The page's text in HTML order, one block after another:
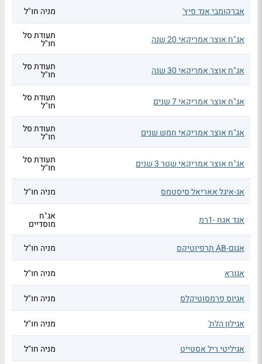
אברקומבי אנד פיץ' מניה חו"ל
אג"ח אוצר אמריקאי 20 שנה תעודת סל
חו"ל
אג"ח אוצר אמריקאי 30 שנה תעודת סל
חו"ל
אג"ח אוצר אמריקאי 7 שנים תעודת סל
חו"ל
אג"ח אוצר אמריקאי חמש שנים תעודת סל
חו"ל
אג"ח אוצר אמריקאי שטר 3 שנים תעודת סל
חו"ל
אג-איגל אאריאל סיסטמס
מניה חו"ל
אגד אגח -1רמ אג"ח
מוסדיים
אגום-AB תרפיוטיקס
מניה חו"ל
אגורא מניה חו"ל
אגיוס פרמסוטיקלס מניה חו"ל
אגילון הלת' מניה חו"ל
אגיליטי ריל אסטייט מניה חו"ל